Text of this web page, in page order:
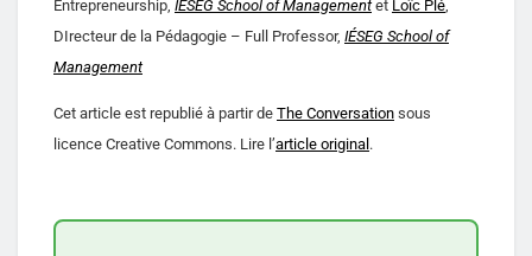
Entrepreneurship, IÉSEG School of Managementet Loïc Plé
DIrecteur de la Pédagogie – Full Professor, IÉSEG School of
Management
Cet article est republié à partir de The Conversation sous
licence Creative Commons. Lire l’article original .